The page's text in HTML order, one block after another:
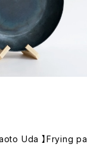
Naoto Uda 】Frying pa